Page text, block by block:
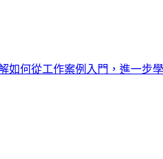
何從工作案例入門，進一步